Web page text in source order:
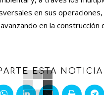
en sus operaciones,
en la construcción
ESTA NOTICIA